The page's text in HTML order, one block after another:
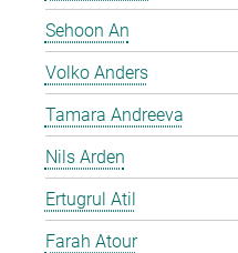
Sehoon An
Volko Anders
Tamara Andreeva
Nils Arden
Ertugrul Atil
Farah Atour